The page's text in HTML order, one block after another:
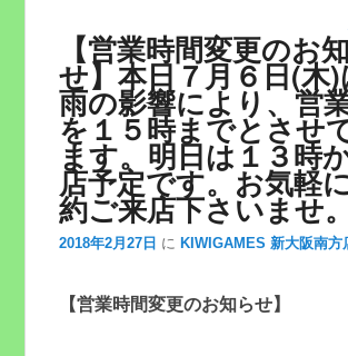
【営業時間変更のお
せ】本日７月６日(木
雨の影響により、営
を１５時までとさせ
ます。明日は１３時
店予定です。お気軽
約ご来店下さいませ
2018年2月27日 に KIWIGAMES 新大阪南方
【営業時間変更のお知らせ】